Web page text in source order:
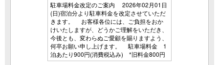
駐車場料金改定のご案内 2026年02月01日
(日)宿泊分より駐車料金を改定させていただ
きます。 お客様各位には、ご負担をおか
けいたしますが、どうかご理解をいただき、
今後とも、変わらぬご愛顧を賜りますよう、
何卒お願い申し上げます。 駐車場料金 1
泊あたり900円(消費税込み) *旧料金800円